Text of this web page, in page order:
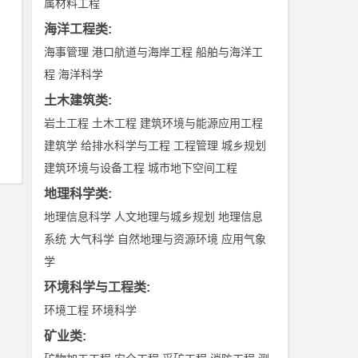
属材料工程
海洋工程类:
海事管理 港口航道与海岸工程 船舶与海洋工
程 海洋科学
土木建筑类:
岩土工程 土木工程 建筑环境与能源应用工程
建筑学 给排水科学与工程 工程管理 城乡规划
建筑环境与设备工程 城市地下空间工程
地理科学类:
地理信息科学 人文地理与城乡规划 地理信息
系统 大气科学 自然地理与资源环境 应用气象
学
环境科学与工程类:
环境工程 环境科学
矿业类: